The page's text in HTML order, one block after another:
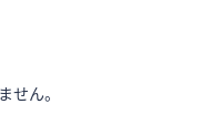
ん。